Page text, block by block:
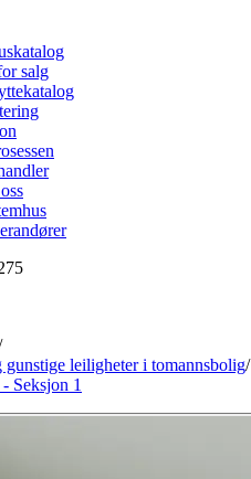
salg
gunstige leiligheter i tomannsbolig/
Seksjon 1